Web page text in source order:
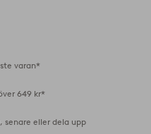
varan*
649 kr*
senare eller dela upp